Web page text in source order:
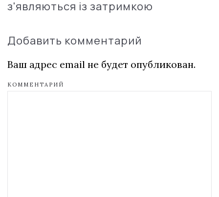
з'являються із затримкою
Добавить комментарий
Ваш адрес email не будет опубликован.
КОММЕНТАРИЙ